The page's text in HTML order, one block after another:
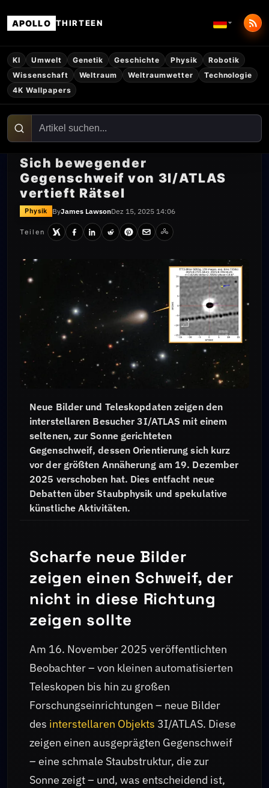
APOLLO THIRTEEN
KI Umwelt Genetik Geschichte Physik
Robotik
Wissenschaft
Weltraum Weltraumwetter
Technologie
4K Wallpapers
Sich bewegender
Gegenschweif von 3I/ATLAS
vertieft Rätsel
Physik ByJames LawsonDez 15, 2025 14:06
Teilen
Neue Bilder und Teleskopdaten zeigen den
interstellaren Besucher 3I/ATLAS mit einem
seltenen, zur Sonne gerichteten
Gegenschweif, dessen Orientierung sich kurz
vor der größten Annäherung am 19. Dezember
2025 verschoben hat. Dies entfacht neue
Debatten über Staubphysik und spekulative
künstliche Aktivitäten.
Scharfe neue Bilder
zeigen einen Schweif, der
nicht in diese Richtung
zeigen sollte
Am 16. November 2025 veröffentlichten
Beobachter – von kleinen automatisierten
Teleskopen bis hin zu großen
Forschungseinrichtungen – neue Bilder
des interstellaren Objekts 3I/ATLAS. Diese
zeigen einen ausgeprägten Gegenschweif
– eine schmale Staubstruktur, die zur
Sonne zeigt – und, was entscheidend ist,